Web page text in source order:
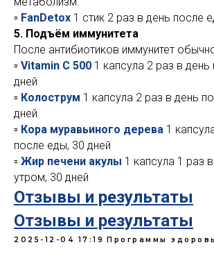
▫️ FanDetox 1 стик 2 раз в день после
5. Подъём иммунитета
После антибиотиков иммунитет
▫️ Vitamin C 500 1 капсула 2 раз в
дней
▫️ Колострум 1 капсула 2 раз в день
дней
▫️ Кора муравьиного дерева 1
после еды, 30 дней
▫️ Жир печени акулы 1 капсула 1 раз
утром, 30 дней
Отзывы и результаты
Отзывы и результаты
2025-12-04 17:19 Программы